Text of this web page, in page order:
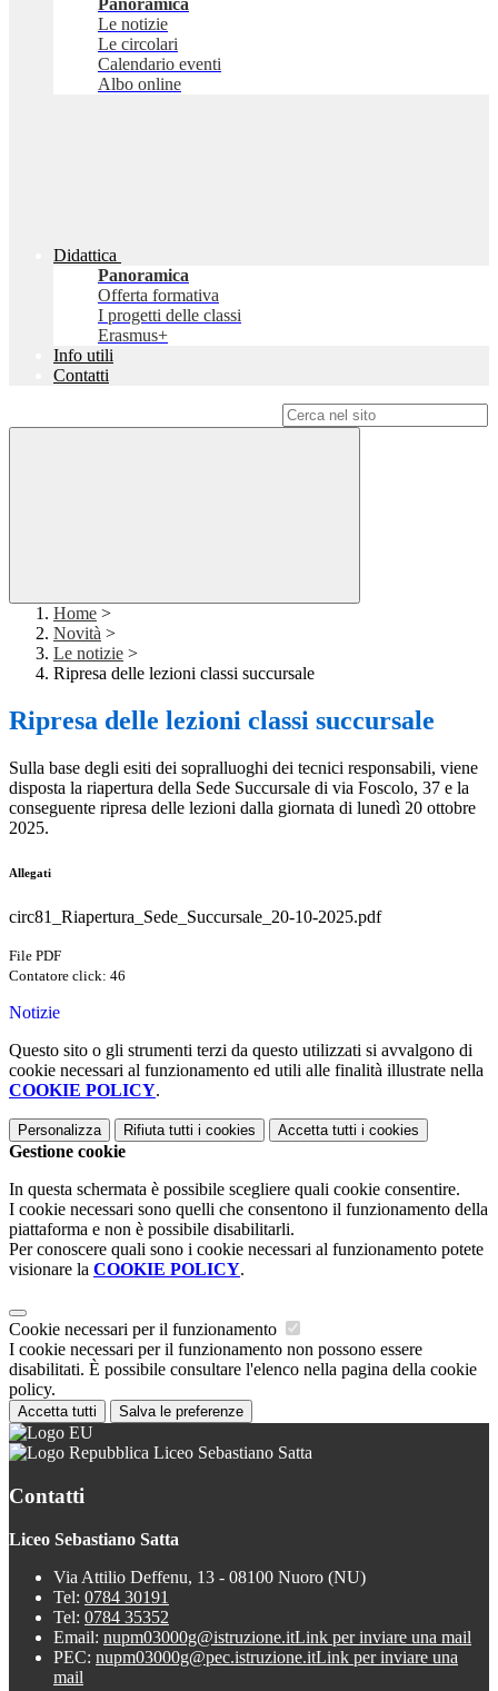
Panoramica
Le notizie
Le circolari
Calendario eventi
Albo online
Didattica
Panoramica
Offerta formativa
I progetti delle classi
Erasmus+
Info utili
Contatti
Home >
Novità >
Le notizie >
Ripresa delle lezioni classi succursale
Ripresa delle lezioni classi succursale
Sulla base degli esiti dei sopralluoghi dei tecnici responsabili, viene
disposta la riapertura della Sede Succursale di via Foscolo, 37 e la
conseguente ripresa delle lezioni dalla giornata di lunedì 20 ottobre
2025.
Allegati
circ81_Riapertura_Sede_Succursale_20-10-2025.pdf
File PDF
Contatore click: 46
Notizie
Questo sito o gli strumenti terzi da questo utilizzati si avvalgono di
cookie necessari al funzionamento ed utili alle finalità illustrate nella
COOKIE POLICY.
Personalizza Rifiuta tutti i cookies Accetta tutti i cookies
Gestione cookie
In questa schermata è possibile scegliere quali cookie consentire.
I cookie necessari sono quelli che consentono il funzionamento della
piattaforma e non è possibile disabilitarli.
Per conoscere quali sono i cookie necessari al funzionamento potete
visionare la COOKIE POLICY.
Cookie necessari per il funzionamento
I cookie necessari per il funzionamento non possono essere
disabilitati. È possibile consultare l'elenco nella pagina della cookie
policy.
Accetta tutti Salva le preferenze
Liceo Sebastiano Satta
Contatti
Liceo Sebastiano Satta
Via Attilio Deffenu, 13 - 08100 Nuoro (NU)
Tel: 0784 30191
Tel: 0784 35352
Email: nupm03000g@istruzione.itLink per inviare una mail
PEC: nupm03000g@pec.istruzione.itLink per inviare una
mail